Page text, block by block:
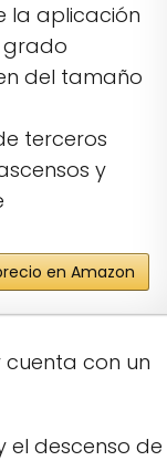
la aplicación
grado
del tamaño
terceros
y
en Amazon
cuenta con un
el descenso de